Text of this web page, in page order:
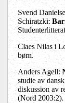
Svend
Schiratzki:
Claes Nilas i
børn.
Anders Agell:
studie av
diskussion av
(Nord 2003:2).